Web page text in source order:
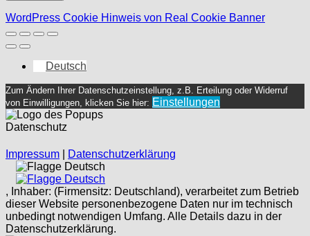
WordPress Cookie Hinweis von Real Cookie Banner
Deutsch
Zum Ändern Ihrer Datenschutzeinstellung, z.B. Erteilung oder Widerruf
von Einwilligungen, klicken Sie hier: Einstellungen
Datenschutz
Impressum
Datenschutzerklärung
Deutsch
Deutsch
, Inhaber: (Firmensitz: Deutschland), verarbeitet zum Betrieb
dieser Website personenbezogene Daten nur im technisch
unbedingt notwendigen Umfang. Alle Details dazu in der
Datenschutzerklärung.